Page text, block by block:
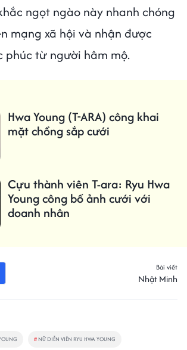
ngọt ngào này nhanh chóng
mạng xã hội và nhận được
phúc từ người hâm mộ.
Hwa Young (T-ARA) công khai
mặt chồng sắp cưới
Cựu thành viên T-ara: Ryu Hwa
Young công bố ảnh cưới với
doanh nhân
Bài viết
Nhật Minh
# NỮ DIỄN VIÊN RYU HWA YOUNG